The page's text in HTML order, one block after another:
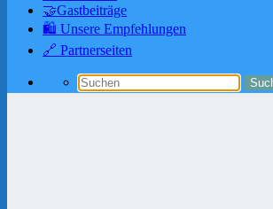
🤝Gastbeiträge
🛍️ Unsere Empfehlungen
🔗 Partnerseiten